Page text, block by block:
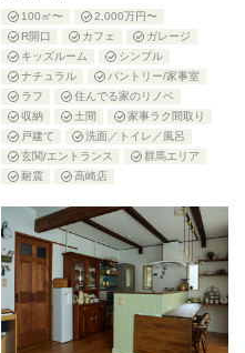
100㎡〜
2,000万円〜
R開口
カフェ
ガレージ
キッズルーム
シンプル
ナチュラル
パントリー/家事室
ラフ
住んでる家のリノベ
収納
土間
家事ラク間取り
戸建て
洗面／トイレ／風呂
玄関/エントランス
群馬エリア
耐震
高崎店